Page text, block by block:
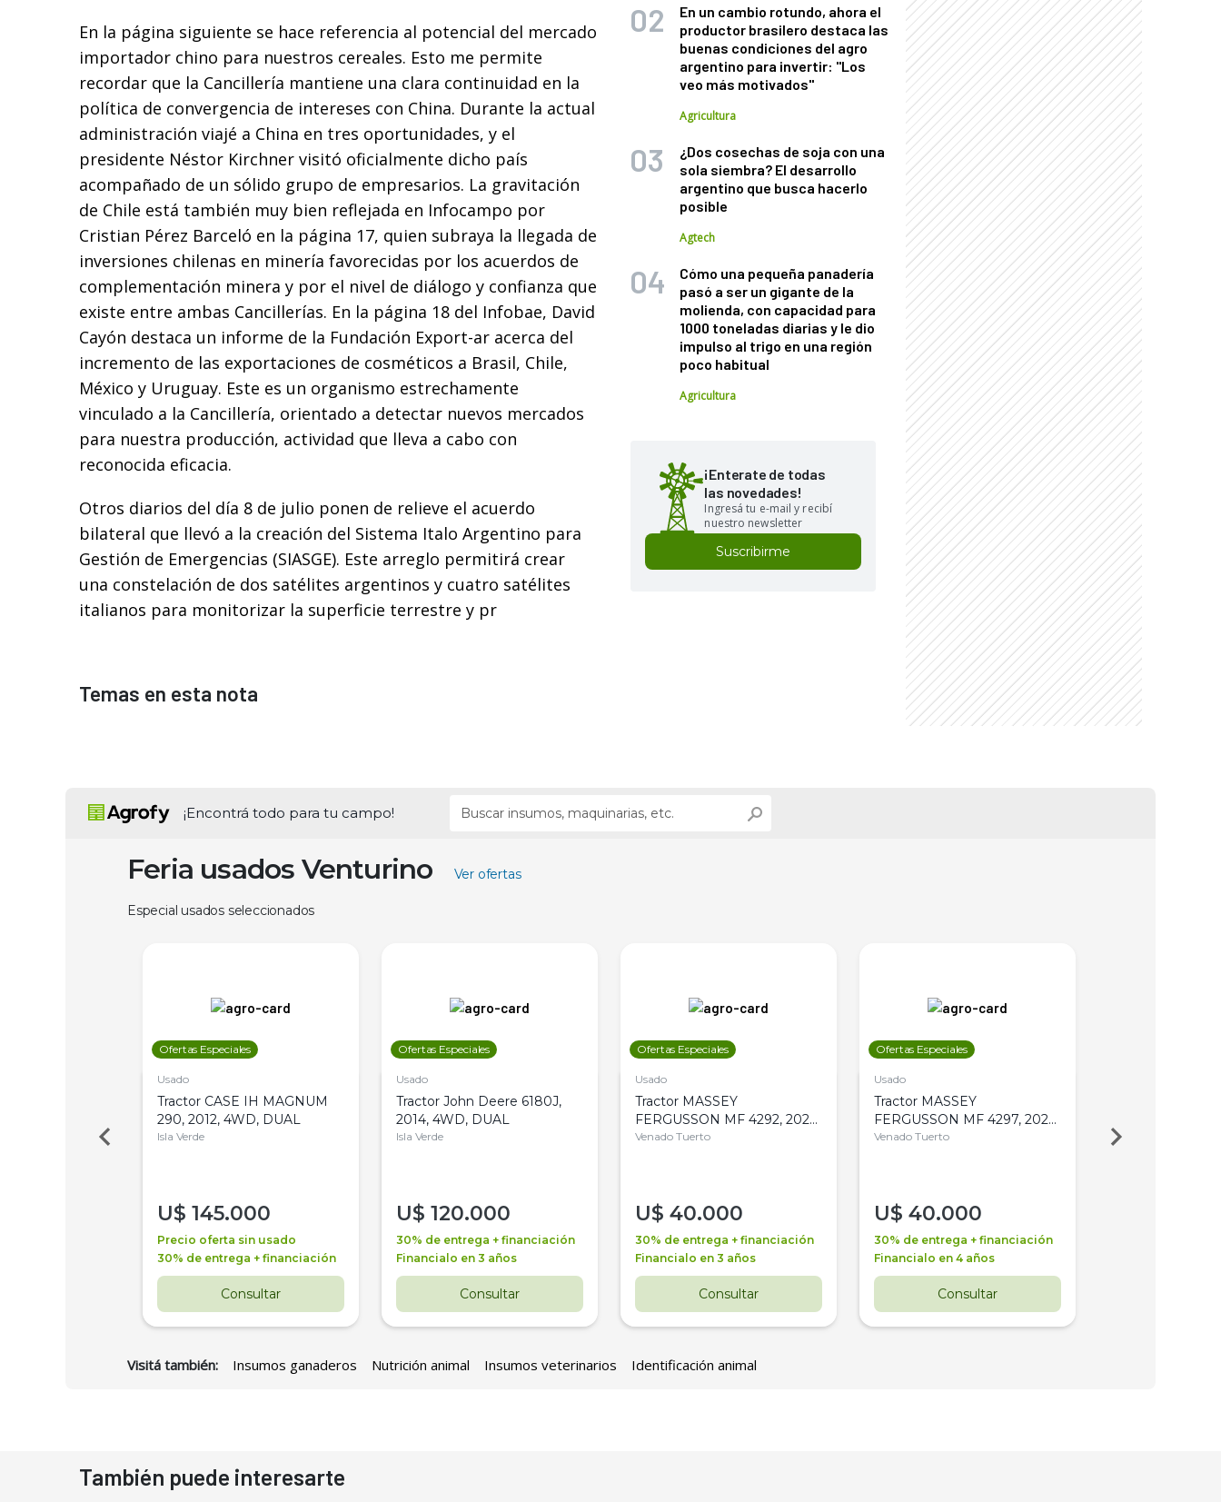
En la página siguiente se hace referencia al potencial del mercado
importador chino para nuestros cereales. Esto me permite
recordar que la Cancillería mantiene una clara continuidad en la
política de convergencia de intereses con China. Durante la actual
administración viajé a China en tres oportunidades, y el
presidente Néstor Kirchner visitó oficialmente dicho país
acompañado de un sólido grupo de empresarios. La gravitación
de Chile está también muy bien reflejada en Infocampo por
Cristian Pérez Barceló en la página 17, quien subraya la llegada de
inversiones chilenas en minería favorecidas por los acuerdos de
complementación minera y por el nivel de diálogo y confianza que
existe entre ambas Cancillerías. En la página 18 del Infobae, David
Cayón destaca un informe de la Fundación Export-ar acerca del
incremento de las exportaciones de cosméticos a Brasil, Chile,
México y Uruguay. Este es un organismo estrechamente
vinculado a la Cancillería, orientado a detectar nuevos mercados
para nuestra producción, actividad que lleva a cabo con
reconocida eficacia.
Otros diarios del día 8 de julio ponen de relieve el acuerdo
bilateral que llevó a la creación del Sistema Italo Argentino para
Gestión de Emergencias (SIASGE). Este arreglo permitirá crear
una constelación de dos satélites argentinos y cuatro satélites
italianos para monitorizar la superficie terrestre y pr
En un cambio rotundo, ahora el
productor brasilero destaca las
buenas condiciones del agro
argentino para invertir: "Los
veo más motivados"
Agricultura
¿Dos cosechas de soja con una
sola siembra? El desarrollo
argentino que busca hacerlo
posible
Agtech
Cómo una pequeña panadería
pasó a ser un gigante de la
molienda, con capacidad para
1000 toneladas diarias y le dio
impulso al trigo en una región
poco habitual
Agricultura
¡Enterate de todas
las novedades!
Ingresá tu e-mail y recibí
nuestro newsletter
Suscribirme
Temas en esta nota
¡Encontrá todo para tu campo!
Feria usados Venturino Ver ofertas
Especial usados seleccionados
Ofertas Especiales
Usado
Tractor CASE IH MAGNUM
290, 2012, 4WD, DUAL
Isla Verde
U$ 145.000
Precio oferta sin usado
30% de entrega + financiación
Consultar
Ofertas Especiales
Usado
Tractor John Deere 6180J,
2014, 4WD, DUAL
Isla Verde
U$ 120.000
30% de entrega + financiación
Financialo en 3 años
Consultar
Ofertas Especiales
Usado
Tractor MASSEY
FERGUSSON MF 4292, 2020,
4WD, PATON
Venado Tuerto
U$ 40.000
30% de entrega + financiación
Financialo en 3 años
Consultar
Ofertas Especiales
Usado
Tractor MASSEY
FERGUSSON MF 4297, 2020,
4WD, PATON
Venado Tuerto
U$ 40.000
30% de entrega + financiación
Financialo en 4 años
Consultar
Venado Tuerto
Visitá también: Insumos ganaderos Nutrición animal Insumos veterinarios Identificación animal
También puede interesarte